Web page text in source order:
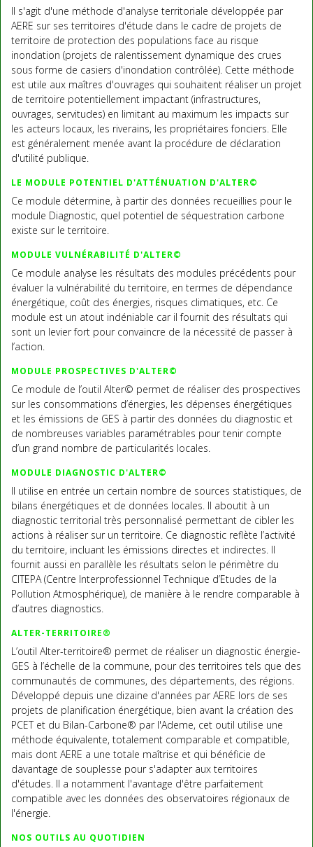
Il s'agit d'une méthode d'analyse territoriale développée par
AERE sur ses territoires d'étude dans le cadre de projets de
territoire de protection des populations face au risque
inondation (projets de ralentissement dynamique des crues
sous forme de casiers d'inondation contrôlée). Cette méthode
est utile aux maîtres d'ouvrages qui souhaitent réaliser un projet
de territoire potentiellement impactant (infrastructures,
ouvrages, servitudes) en limitant au maximum les impacts sur
les acteurs locaux, les riverains, les propriétaires fonciers. Elle
est généralement menée avant la procédure de déclaration
d'utilité publique.
LE MODULE POTENTIEL D'ATTÉNUATION D'ALTER©
Ce module détermine, à partir des données recueillies pour le
module Diagnostic, quel potentiel de séquestration carbone
existe sur le territoire.
MODULE VULNÉRABILITÉ D'ALTER©
Ce module analyse les résultats des modules précédents pour
évaluer la vulnérabilité du territoire, en termes de dépendance
énergétique, coût des énergies, risques climatiques, etc. Ce
module est un atout indéniable car il fournit des résultats qui
sont un levier fort pour convaincre de la nécessité de passer à
l’action.
MODULE PROSPECTIVES D'ALTER©
Ce module de l’outil Alter© permet de réaliser des prospectives
sur les consommations d’énergies, les dépenses énergétiques
et les émissions de GES à partir des données du diagnostic et
de nombreuses variables paramétrables pour tenir compte
d’un grand nombre de particularités locales.
MODULE DIAGNOSTIC D'ALTER©
Il utilise en entrée un certain nombre de sources statistiques, de
bilans énergétiques et de données locales. Il aboutit à un
diagnostic territorial très personnalisé permettant de cibler les
actions à réaliser sur un territoire. Ce diagnostic reflète l’activité
du territoire, incluant les émissions directes et indirectes. Il
fournit aussi en parallèle les résultats selon le périmètre du
CITEPA (Centre Interprofessionnel Technique d’Etudes de la
Pollution Atmosphérique), de manière à le rendre comparable à
d’autres diagnostics.
ALTER-TERRITOIRE®
L’outil Alter-territoire® permet de réaliser un diagnostic énergie-
GES à l’échelle de la commune, pour des territoires tels que des
communautés de communes, des départements, des régions.
Développé depuis une dizaine d'années par AERE lors de ses
projets de planification énergétique, bien avant la création des
PCET et du Bilan-Carbone® par l'Ademe, cet outil utilise une
méthode équivalente, totalement comparable et compatible,
mais dont AERE a une totale maîtrise et qui bénéficie de
davantage de souplesse pour s'adapter aux territoires
d'études. Il a notamment l'avantage d'être parfaitement
compatible avec les données des observatoires régionaux de
l'énergie.
NOS OUTILS AU QUOTIDIEN